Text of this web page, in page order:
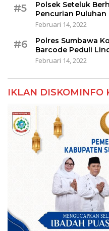
#5
Polsek Seteluk
Pencurian Puluhan
Februari 14, 2022
#6
Polres Sumbawa
Barcode Peduli
Februari 14, 2022
IKLAN DISKOMINFO